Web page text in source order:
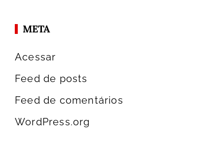
META
Acessar
Feed de posts
Feed de comentários
WordPress.org